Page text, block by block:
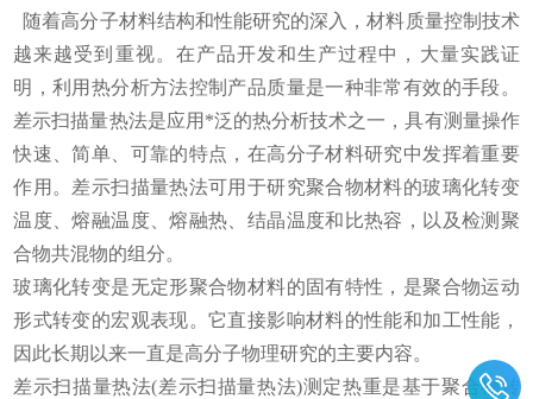
随着高分子材料结构和性能研究的深入，材料质量控制技术
越来越受到重视。在产品开发和生产过程中，大量实践证
明，利用热分析方法控制产品质量是一种非常有效的手段。
差示扫描量热法是应用*泛的热分析技术之一，具有测量操作
快速、简单、可靠的特点，在高分子材料研究中发挥着重要
作用。差示扫描量热法可用于研究聚合物材料的玻璃化转变
温度、熔融温度、熔融热、结晶温度和比热容，以及检测聚
合物共混物的组分。
玻璃化转变是无定形聚合物材料的固有特性，是聚合物运动
形式转变的宏观表现。它直接影响材料的性能和加工性能，
因此长期以来一直是高分子物理研究的主要内容。
差示扫描量热法(差示扫描量热法)测定热重是基于聚合物转